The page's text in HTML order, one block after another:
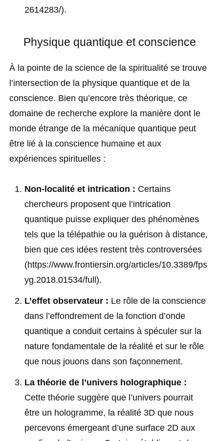
2614283/).
Physique quantique et conscience
À la pointe de la science de la spiritualité se trouve
l’intersection de la physique quantique et de la
conscience. Bien qu’encore très théorique, ce
domaine de recherche explore la manière dont le
monde étrange de la mécanique quantique peut
être lié à la conscience humaine et aux
expériences spirituelles :
Non-localité et intrication : Certains
chercheurs proposent que l’intrication
quantique puisse expliquer des phénomènes
tels que la télépathie ou la guérison à distance,
bien que ces idées restent très controversées
(https://www.frontiersin.org/articles/10.3389/fps
yg.2018.01534/full).
L’effet observateur : Le rôle de la conscience
dans l’effondrement de la fonction d’onde
quantique a conduit certains à spéculer sur la
nature fondamentale de la réalité et sur le rôle
que nous jouons dans son façonnement.
La théorie de l’univers holographique :
Cette théorie suggère que l’univers pourrait
être un hologramme, la réalité 3D que nous
percevons émergeant d’une surface 2D aux